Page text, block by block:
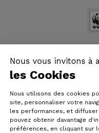
Nous vous invitons à
les Cookies
Nous utilisons des cookies
site, personnaliser votre
les performances, et
pouvez obtenir davantage
préférences, en cliquant sur
©